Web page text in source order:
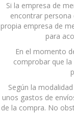
Si la empresa de
encontrar persona
propia empresa de
para
En el momento
comprobar que
Según la
unos gastos de
de la compra. No